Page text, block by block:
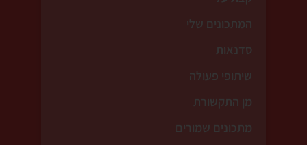
המתכונים שלי
סדנאות
שיתופי פעולה
מן התקשורת
מתכונים שמורים